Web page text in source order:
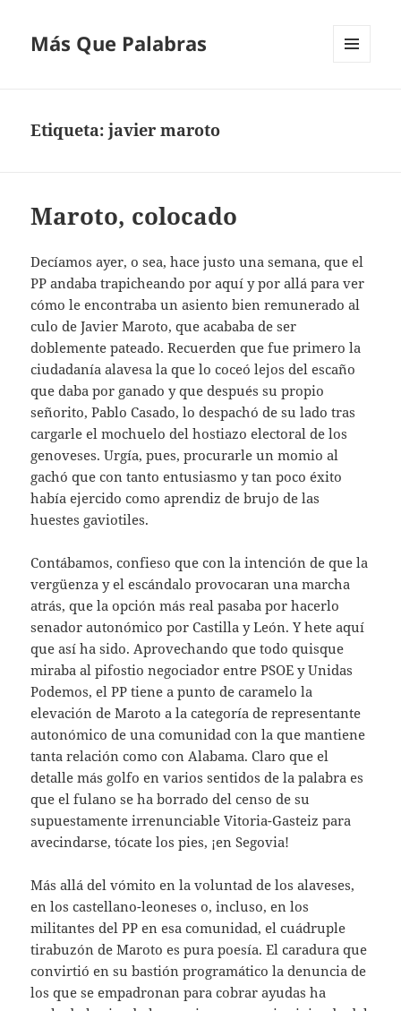
Más Que Palabras
Etiqueta:javier maroto
Maroto, colocado
Decíamos ayer, o sea, hace justo una semana, que el
PP andaba trapicheando por aquí y por allá para ver
cómo le encontraba un asiento bien remunerado al
culo de Javier Maroto, que acababa de ser
doblemente pateado. Recuerden que fue primero la
ciudadanía alavesa la que lo coceó lejos del escaño
que daba por ganado y que después su propio
señorito, Pablo Casado, lo despachó de su lado tras
cargarle el mochuelo del hostiazo electoral de los
genoveses. Urgía, pues, procurarle un momio al
gachó que con tanto entusiasmo y tan poco éxito
había ejercido como aprendiz de brujo de las
huestes gaviotiles.
Contábamos, confieso que con la intención de que la
vergüenza y el escándalo provocaran una marcha
atrás, que la opción más real pasaba por hacerlo
senador autonómico por Castilla y León. Y hete aquí
que así ha sido. Aprovechando que todo quisque
miraba al pifostio negociador entre PSOE y Unidas
Podemos, el PP tiene a punto de caramelo la
elevación de Maroto a la categoría de representante
autonómico de una comunidad con la que mantiene
tanta relación como con Alabama. Claro que el
detalle más golfo en varios sentidos de la palabra es
que el fulano se ha borrado del censo de su
supuestamente irrenunciable Vitoria-Gasteiz para
avecindarse, tócate los pies, ¡en Segovia!
Más allá del vómito en la voluntad de los alaveses,
en los castellano-leoneses o, incluso, en los
militantes del PP en esa comunidad, el cuádruple
tirabuzón de Maroto es pura poesía. El caradura que
convirtió en su bastión programático la denuncia de
los que se empadronan para cobrar ayudas ha